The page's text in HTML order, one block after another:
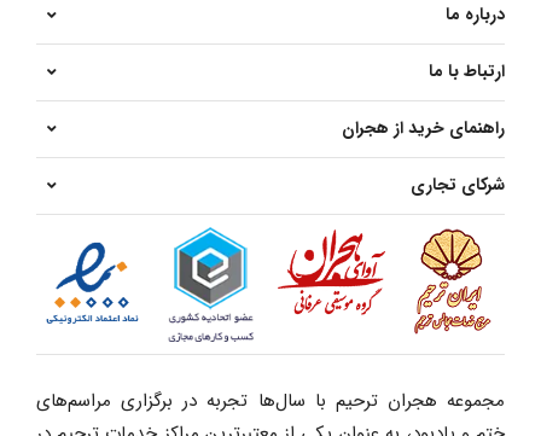
درباره ما
ارتباط با ما
راهنمای خرید از هجران
شرکای تجاری
مجموعه هجران ترحیم با سال‌ها تجربه در برگزاری مراسم‌های